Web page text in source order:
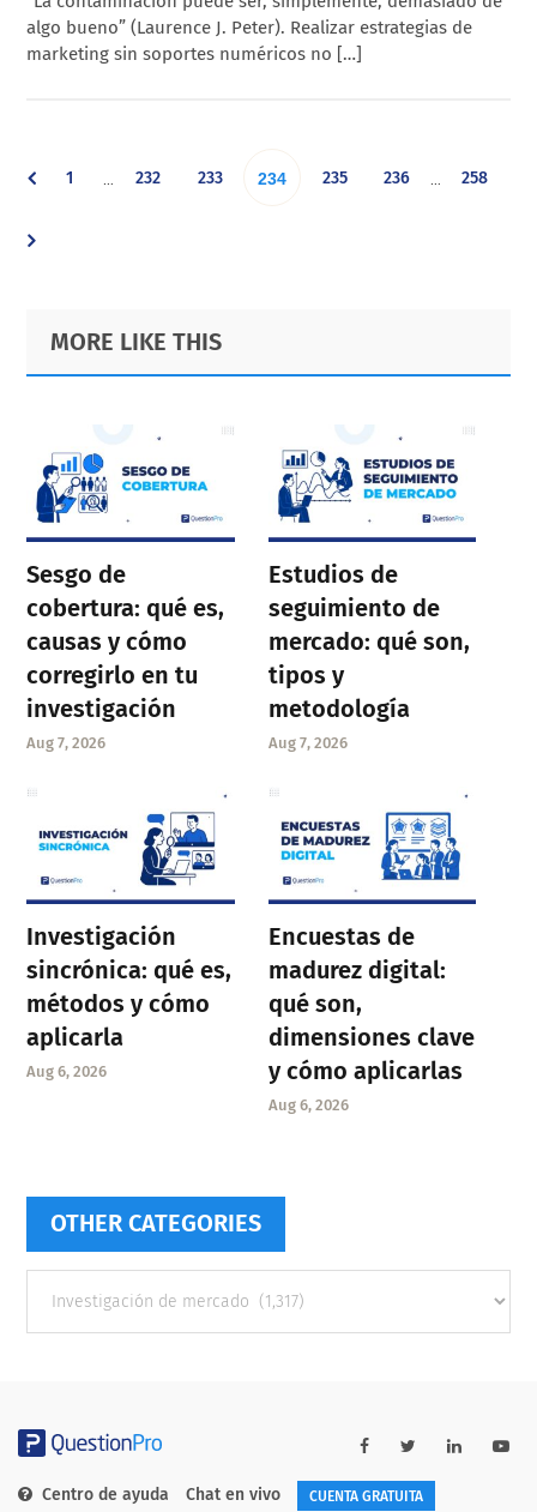
algo bueno” (Laurence J. Peter). Realizar estrategias de
marketing sin soportes numéricos no […]
Go
1
pages
… Go
232 Go
233 Go
234 Go
235 Go
236
pages
… Go
258
Primary
Sidebar
Footer
MORE LIKE THIS
Sesgo de
cobertura: qué es,
causas y cómo
corregirlo en tu
investigación
Aug 7, 2026
Estudios de
seguimiento de
mercado: qué son,
tipos y
metodología
Aug 7, 2026
Investigación
sincrónica: qué es,
métodos y cómo
aplicarla
Aug 6, 2026
Encuestas de
madurez digital:
qué son,
dimensiones clave
y cómo aplicarlas
Aug 6, 2026
OTHER CATEGORIES
categories
Centro de ayuda Chat en vivo CUENTA GRATUITA